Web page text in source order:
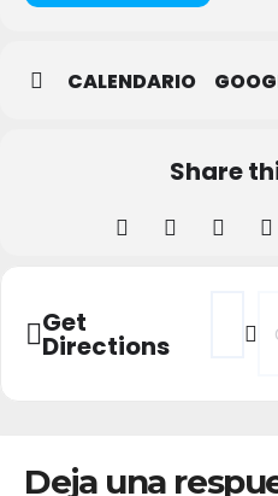
CALENDARIO
Share
Get
Directions
Deja una